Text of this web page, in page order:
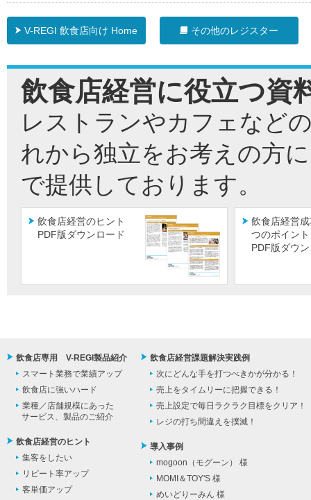
V-REGI 飲食店向け Home その他のレジスター
飲食店経営に役立つ資
レストランやカフェなど
れから独立をお考えの方
で提供しております。
飲食店経営のヒント
PDF版ダウンロード
飲食店経営
つのポイント
PDF版ダウ
飲食店専用 V-REGI製品紹介
スマート業務で業績アップ
飲食店に強いハード
業種／店舗規模にあった
サービス、製品のご紹介
飲食店経営のヒント
集客をしたい
リピート率アップ
客単価アップ
飲食店経営課題解決実践例
次にどんな手を打つべきかが分かる！
売上をタイムリーに把握できる！
売上設定で毎日ラクラク目標をクリア！
レジの打ち間違えを撲滅！
導入事例
mogoon（モグーン） 様
MOMI＆TOY'S 様
めいどりーみん 様